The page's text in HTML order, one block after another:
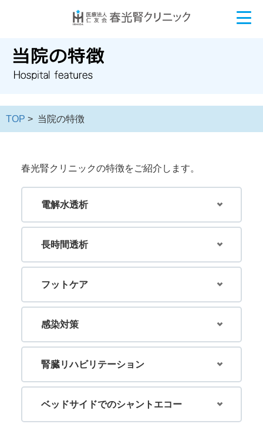
TOP > 当院の特徴
春光腎クリニックの特徴をご紹介します。
電解水透析
長時間透析
フットケア
感染対策
腎臓リハビリテーション
ベッドサイドでのシャントエコー